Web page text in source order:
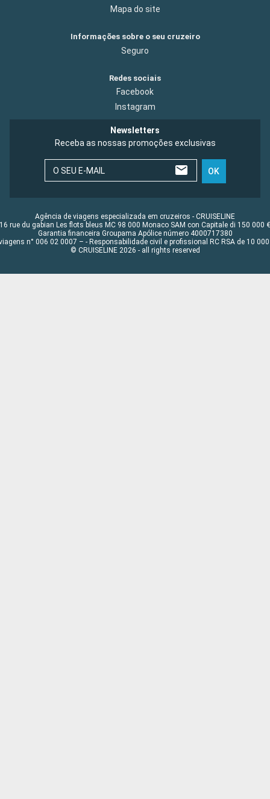
Mapa do site
Informações sobre o seu cruzeiro
Seguro
Redes sociais
Facebook
Instagram
Newsletters
Receba as nossas promoções exclusivas
O SEU E-MAIL OK
Agência de viagens especializada em cruzeiros - CRUISELINE
16 rue du gabian Les flots bleus MC 98 000 Monaco SAM con Capitale di 150 000 €
Garantia financeira Groupama Apólice número 4000717380
n° 006 02 0007 – - Responsabilidade civil e profissional RC RSA de 10 000
© CRUISELINE 2026 - all rights reserved